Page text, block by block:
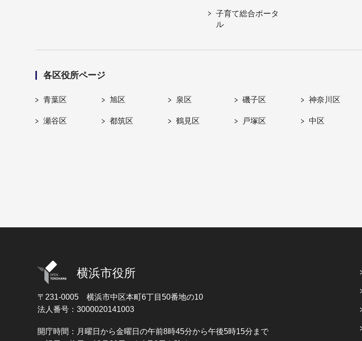
子育て総合ポータ
ル
各区役所ページ
青葉区 旭区 泉区 磯子区 神奈川区
瀬谷区 都筑区 鶴見区 戸塚区 中区
横浜市役所
〒231-0005 横浜市中区本町6丁目50番地の10
法人番号：3000020141003
開庁時間：月曜日から金曜日の午前8時45分から午後5時15分まで